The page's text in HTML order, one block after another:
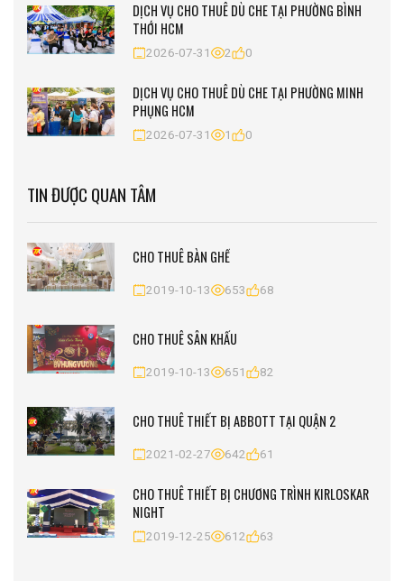
DỊCH VỤ CHO THUÊ DÙ CHE TẠI PHƯỜNG BÌNH
THỚI HCM
2026-07-31 2 0
DỊCH VỤ CHO THUÊ DÙ CHE TẠI PHƯỜNG MINH
PHỤNG HCM
2026-07-31 1 0
TIN ĐƯỢC QUAN TÂM
CHO THUÊ BÀN GHẾ
2019-10-13 653 68
CHO THUÊ SÂN KHẤU
2019-10-13 651 82
CHO THUÊ THIẾT BỊ ABBOTT TẠI QUẬN 2
2021-02-27 642 61
CHO THUÊ THIẾT BỊ CHƯƠNG TRÌNH KIRLOSKAR
NIGHT
2019-12-25 612 63